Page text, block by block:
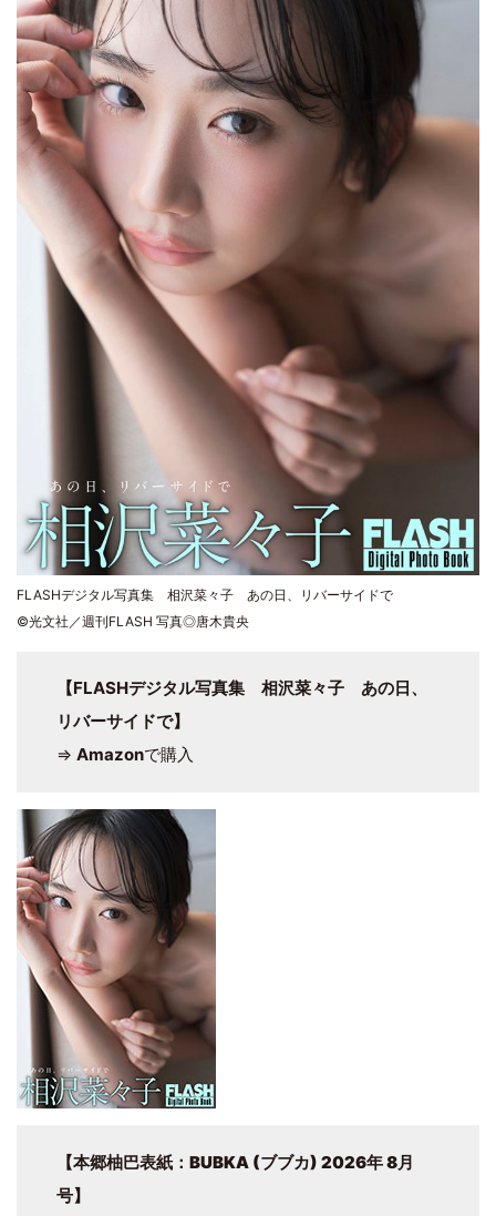
FLASHデジタル写真集 相沢菜々子 あの日、リバーサイドで
©光文社／週刊FLASH 写真◎唐木貴央
【FLASHデジタル写真集 相沢菜々子 あの日、
リバーサイドで】
⇒ Amazonで購入
【本郷柚巴表紙： BUBKA (ブブカ) 2026年 8月
号】